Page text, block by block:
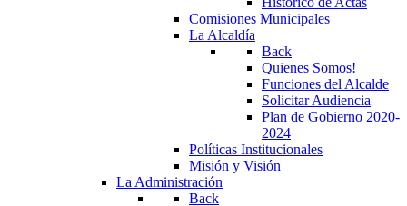
Comisiones Municipales
La Alcaldía
Back
Quienes Somos!
Funciones del Alcalde
Solicitar Audiencia
Plan de Gobierno 2020-
2024
Políticas Institucionales
Misión y Visión
La Administración
Back